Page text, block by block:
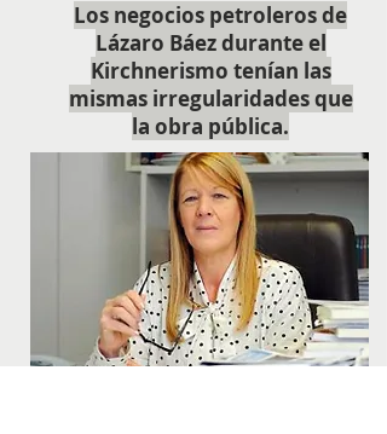
Los negocios petroleros de
Lázaro Báez durante el
Kirchnerismo tenían las
mismas irregularidades que
la obra pública.